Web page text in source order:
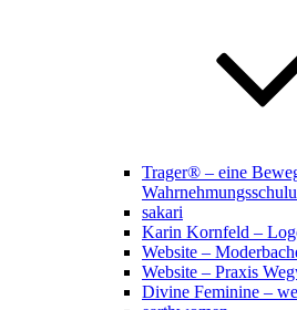
Trager® – eine
sakari
Karin Kornfeld –
Website –
Website – Praxis
Divine Feminine –